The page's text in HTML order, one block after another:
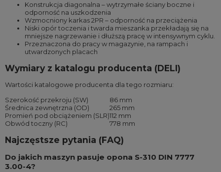
Konstrukcja diagonalna – wytrzymałe ściany boczne i
odporność na uszkodzenia
Wzmocniony karkas 2PR – odporność na przeciążenia
Niski opór toczenia i twarda mieszanka przekładają się na
mniejsze nagrzewanie i dłuższą pracę w intensywnym cyklu.
Przeznaczona do pracy w magazynie, na rampach i
utwardzonych placach
Wymiary z katalogu producenta (DELI)
Wartości katalogowe producenta dla tego rozmiaru:
Szerokość przekroju (SW)
86 mm
Średnica zewnętrzna (OD)
265 mm
Promień pod obciążeniem (SLR)112 mm
Obwód toczny (RC)
778 mm
Najczęstsze pytania (FAQ)
Do jakich maszyn pasuje opona S-310 DIN 7777
3.00-4?